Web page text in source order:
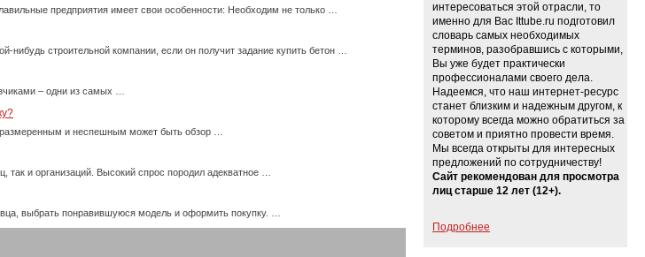
предприятия имеет свои особенности: Необходим не только …
нибудь строительной компании, если он получит задание купить бетон …
– одни из самых …
и неспешным может быть обзор …
и организаций. Высокий спрос породил адекватное …
выбрать понравившуюся модель и оформить покупку. …
интересоваться этой отрасли, то
именно для Вас Ittube.ru подготовил
словарь самых необходимых
терминов, разобравшись с которыми,
Вы уже будет практически
профессионалами своего дела.
Надеемся, что наш интернет-ресурс
станет близким и надежным другом, к
которому всегда можно обратиться за
советом и приятно провести время.
Мы всегда открыты для интересных
предложений по сотрудничеству!
Сайт рекомендован для просмотра
лиц старше 12 лет (12+).
Подробнее